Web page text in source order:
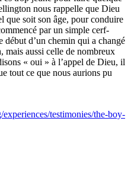
nous rappelle que Dieu
que soit son âge, pour conduire
par un simple cerf-
d’un chemin qui a changé
mais aussi celle de nombreux
« oui » à l’appel de Dieu, il
tout ce que nous aurions pu
testimonies/the-boy-